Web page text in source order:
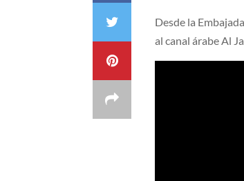
Desde la
al canal árabe Al